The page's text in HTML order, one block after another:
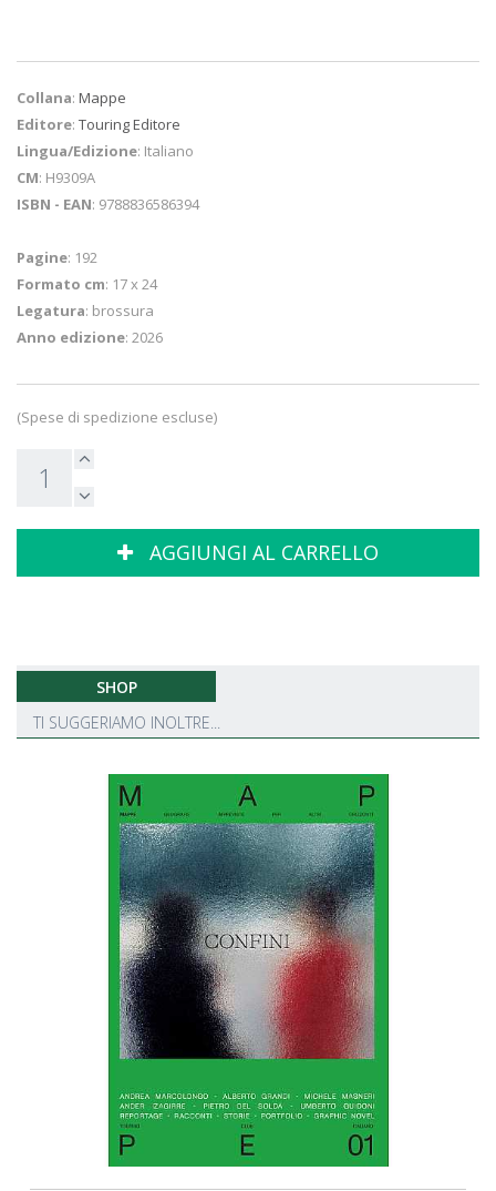
Collana: Mappe
Editore: Touring Editore
Lingua/Edizione: Italiano
CM: H9309A
ISBN - EAN: 9788836586394
Pagine: 192
Formato cm: 17 x 24
Legatura: brossura
Anno edizione: 2026
(Spese di spedizione escluse)
AGGIUNGI AL CARRELLO
SHOP
TI SUGGERIAMO INOLTRE...